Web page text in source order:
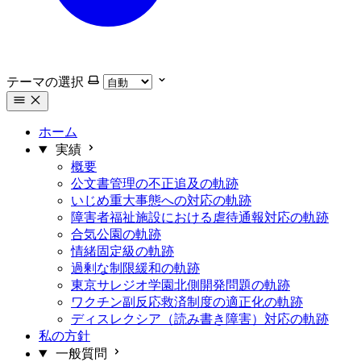
テーマの選択
ホーム
実績
概要
公文書管理の不正追及の軌跡
いじめ重大事態への対応の軌跡
障害者福祉施設における虐待通報対応の軌跡
合気公園の軌跡
情緒固定級の軌跡
過剰な制限緩和の軌跡
東京サレジオ学園北側開発問題の軌跡
ワクチン副反応救済制度の適正化の軌跡
ディスレクシア（読み書き障害）対応の軌跡
私の方針
一般質問